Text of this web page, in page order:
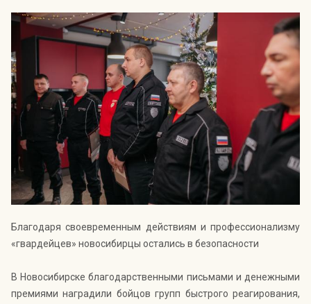
открытый проект Агентства Безопасности ГВАРДИЯ для
оценки уровня защищённости жителей города от
криминальных угроз.Подробнее >>
Благодаря своевременным действиям и профессионализму
«гвардейцев» новосибирцы остались в безопасности
В Новосибирске благодарственными письмами и денежными
премиями наградили бойцов групп быстрого реагирования,